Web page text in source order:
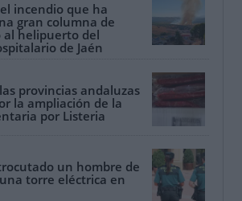
incendio que ha
gran columna de
al helipuerto del
de Jaén
provincias andaluzas
la ampliación de la
por Listeria
un hombre de
torre eléctrica en